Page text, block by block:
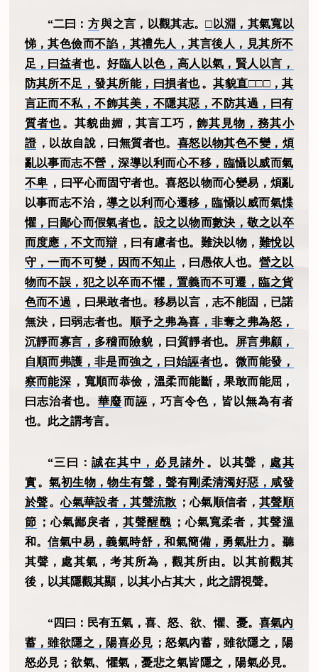
“二曰： 方與之言，以觀其志。□以淵，其氣寬以
悌，其色儉而不諂，其禮先人，其言後人，見其所不
足，曰益者也。好臨人以色，高人以氣，賢人以言，
防其所不足，發其所能，曰損者也。其貌直□□□，其
言正而不私，不飾其美，不隱其惡，不防其過，曰有
質者也。其貌曲媚，其言工巧，飾其見物，務其小
證 ，以故自說，曰無質者也。 喜怒以物其色不變，煩
亂以事而志不營，深導以利而心不移，臨懾以威而氣
不卑 ，曰平心而固守者也。喜怒以物而心變易，煩亂
以事而志不治， 導之以利而心遷移，臨懾以威而氣惵
懼，曰鄙心而假氣者也 。設之以物而數決，敬之以卒
而度應，不文而辯 ，曰有慮者也。難決以物， 難悅以
守，一而不可變，因而不知止
，曰愚依人也。 營之以
物而不誤，犯之以卒而不懼，置義而不可遷，臨之貨
色而不過 ，曰果敢者也。移易以言，志不能固，已諾
無決，曰弱志者也。 順予之弗為喜，非奪之弗為怒，
沉靜而寡言，多稽而險貌 ，曰質靜者也。
屏言弗顧，
自順而弗護，非是而強之，曰始誣者也。 微而能發，
察而能深 ，寬順而恭儉，溫柔而能斷，果敢而能屈，
曰志治者也。 華廢而誣，巧言令色，皆以無為有者
也。此之謂考言。
“三曰：誠在其中，必見諸外 。以其聲， 處其
實。氣初生物，物生有聲，聲有剛柔清濁好惡，咸發
於聲。心氣華設者，其聲流散 ；心氣順信者， 其聲順
節 ；心氣鄙戾者，其聲醒醜 ；心氣寬柔者，其聲溫
和。信氣中易，義氣時舒，和氣簡備，勇氣壯力 。聽
其聲，處其氣，考其所為，觀其所由。以其前觀其
後，以其隱觀其顯，以其小占其大，此之謂視聲。
“四曰：民有五氣，喜、怒、欲、懼、憂。喜氣內
蓄，雖欲隱之，陽喜必見 ；怒氣內蓄，雖欲隱之，陽
怒必見；欲氣、懼氣，憂悲之氣皆隱之，陽氣必見。